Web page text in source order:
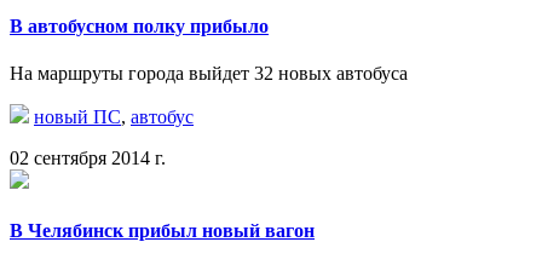
В автобусном полку прибыло
На маршруты города выйдет 32 новых автобуса
новый ПС, автобус
02 сентября 2014 г.
В Челябинск прибыл новый вагон